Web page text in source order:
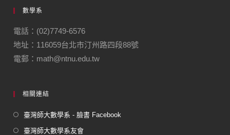
數學系
電話：(02)7749-6576
地址：116059台北市汀州路四段88號
電郵：math@ntnu.edu.tw
相關連結
臺灣師大數學系 - 臉書 Facebook
臺灣師大數學系友會